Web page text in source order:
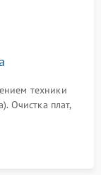
техники
Очистка плат,
и замыканий.